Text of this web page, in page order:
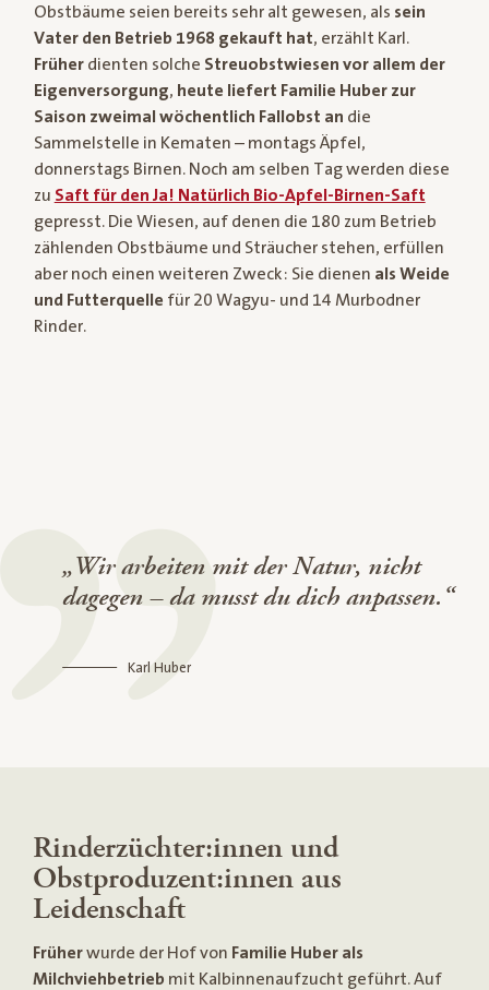
Obstbäume seien bereits sehr alt gewesen, als sein
Vater den Betrieb 1968 gekauft hat, erzählt Karl.
Früherdienten solche Streuobstwiesen vor allem der
Eigenversorgung, heute liefert Familie Huber zur
Saison zweimal wöchentlich Fallobst an die
Sammelstelle in Kematen – montags Äpfel,
donnerstags Birnen. Noch am selben Tag werden diese
zu Saft für den Ja! Natürlich Bio-Apfel-Birnen-Saft
gepresst. Die Wiesen, auf denen die 180 zum Betrieb
zählenden Obstbäume und Sträucher stehen, erfüllen
aber noch einen weiteren Zweck: Sie dienen als Weide
und Futterquelle für 20 Wagyu- und 14 Murbodner
Rinder.
„Wir arbeiten mit der Natur, nicht
dagegen – da musst du dich anpassen.“
Karl Huber
Rinderzüchter:innen und
Obstproduzent:innen aus
Leidenschaft
Früherwurde der Hof von Familie Huber als
Milchviehbetrieb mit Kalbinnenaufzucht geführt. Auf